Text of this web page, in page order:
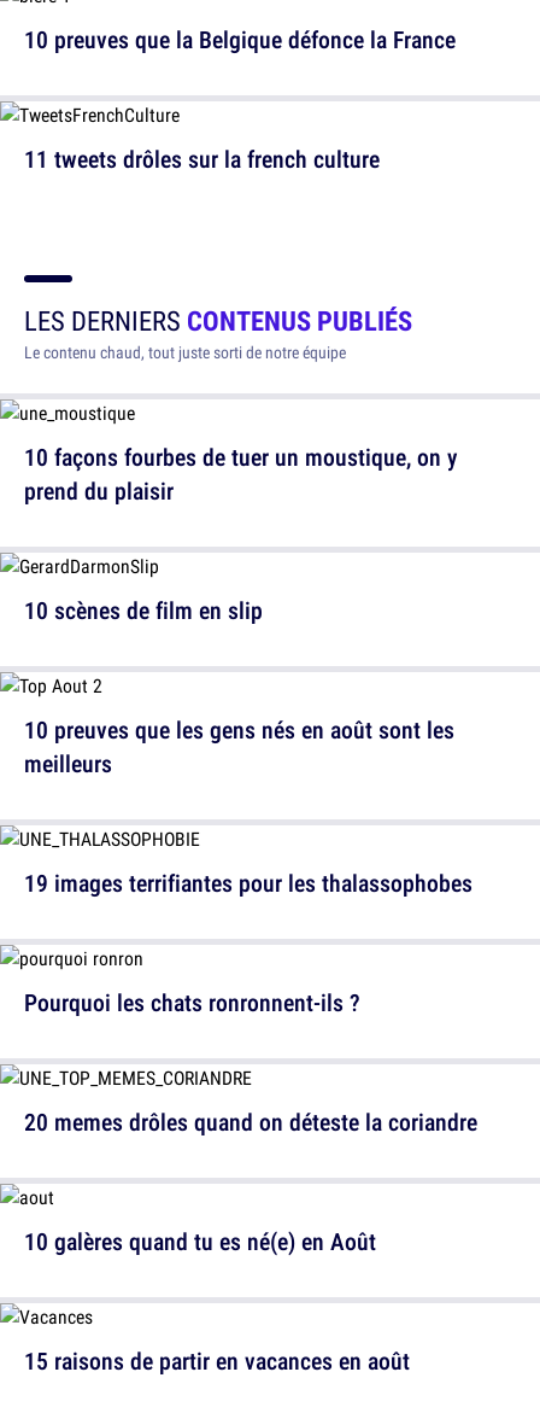
11 tweets drôles sur la french culture
10 preuves que la Belgique défonce la France
LES DERNIERS CONTENUS PUBLIÉS
Le contenu chaud, tout juste sorti de notre équipe
10 façons fourbes de tuer un moustique, on y
prend du plaisir
10 preuves que les gens nés en août sont les
meilleurs
Pourquoi les chats ronronnent-ils ?
10 galères quand tu es né(e) en Août
10 scènes de film en slip
19 images terrifiantes pour les thalassophobes
20 memes drôles quand on déteste la coriandre
15 raisons de partir en vacances en août